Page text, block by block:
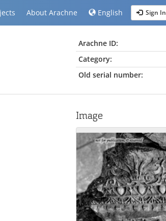
About Arachne English Sign In
Arachne ID:
Category:
Old serial number:
Image